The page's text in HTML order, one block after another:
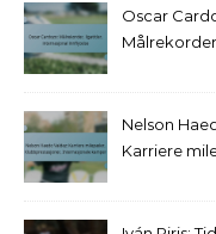
Oscar
Nelson
Karriere